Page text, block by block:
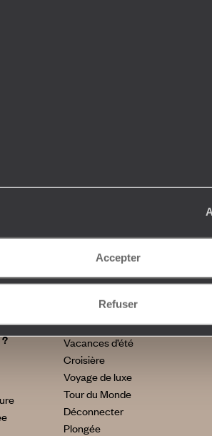
Accepter
Refuser
newsletter
de confidentialité
On part où ?
Vacances en famille
Week-end en amoureux
Vacances d’été
Croisière
Voyage de luxe
Tour du Monde
Déconnecter
Plongée